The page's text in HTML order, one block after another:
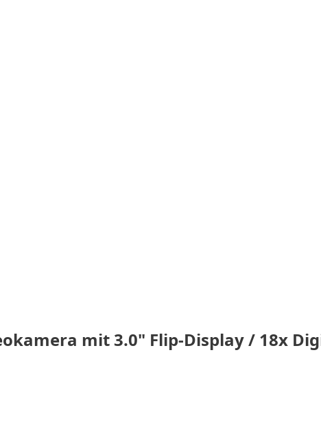
mit 3.0" Flip-Display / 18x